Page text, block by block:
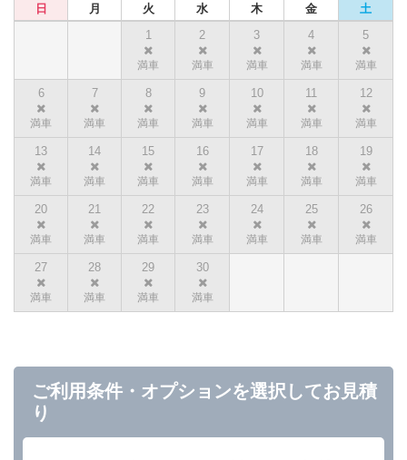
日 月 火 水 木 金
土
1
2 3 4 5
6 7 8 9 10 11 12
13 14 15 16 17 18 19
20 21 22 23 24 25 26
27 28 29 30
ご利用条件・オプションを選択してお見積
り